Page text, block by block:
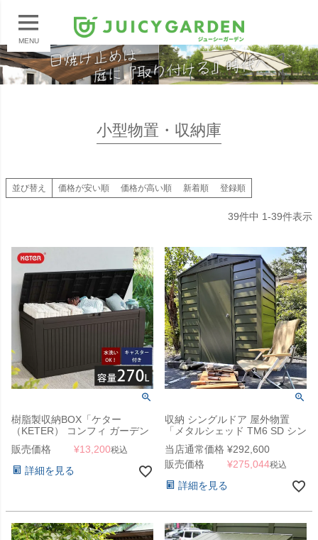
MENU
小型物置・収納庫
並び替え 価格が安い順 価格が高い順 新着順 登録順
39件中 1-39件表示
樹脂製収納BOX「ケター
（KETER） コンフィ ガーデン
ボックス（COMFY GARDEN
BOX）」
販売価格 ¥13,200税込
詳細を見る
収納 シングルドア 屋外物置
「メタルシェッド TM6 SD シン
グルドア アペックスルーフ」
当店通常価格 ¥292,600
販売価格
¥275,044税込
詳細を見る